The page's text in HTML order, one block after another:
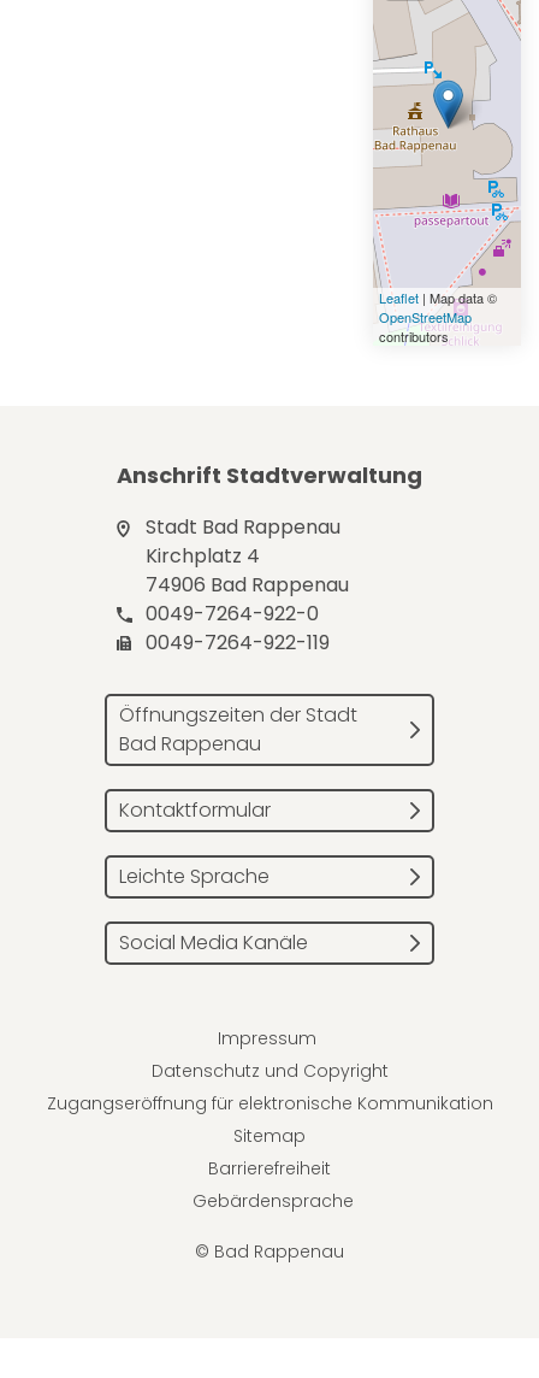
Leaflet| Map data ©
OpenStreetMap
contributors
Anschrift Stadtverwaltung
Stadt Bad Rappenau
Kirchplatz 4
74906 Bad Rappenau
0049-7264-922-0
0049-7264-922-119
Öffnungszeiten der Stadt
Bad Rappenau
Kontaktformular
Leichte Sprache
Social Media Kanäle
© Bad Rappenau
Impressum
Datenschutz und Copyright
Zugangseröffnung für elektronische Kommunikation
Sitemap
Barrierefreiheit
Gebärdensprache